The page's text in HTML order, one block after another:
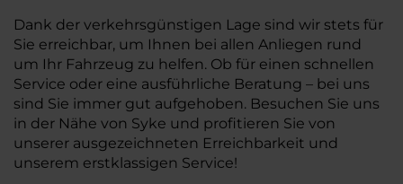
Dank der verkehrsgünstigen Lage sind wir stets für
Sie erreichbar, um Ihnen bei allen Anliegen rund
um Ihr Fahrzeug zu helfen. Ob für einen schnellen
Service oder eine ausführliche Beratung – bei uns
sind Sie immer gut aufgehoben. Besuchen Sie uns
in der Nähe von Syke und profitieren Sie von
unserer ausgezeichneten Erreichbarkeit und
unserem erstklassigen Service!